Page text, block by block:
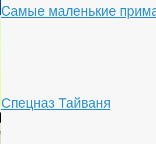
Cамые маленькие
Спецназ Тайваня